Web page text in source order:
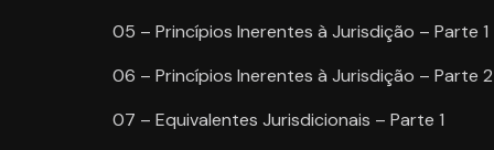
05 – Princípios Inerentes à Jurisdição – Parte 1
06 – Princípios Inerentes à Jurisdição – Parte 2
07 – Equivalentes Jurisdicionais – Parte 1